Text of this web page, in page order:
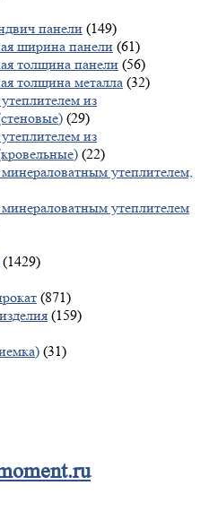
панели (149)
ширина панели (61)
толщина панели (56)
толщина металла (32)
из
(29)
из
(22)
утеплителем,
утеплителем
(1429)
(871)
(159)
(31)